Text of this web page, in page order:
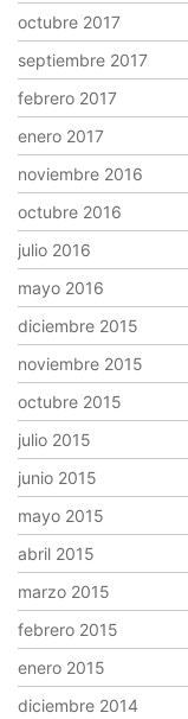
octubre 2017
septiembre 2017
febrero 2017
enero 2017
noviembre 2016
octubre 2016
julio 2016
mayo 2016
diciembre 2015
noviembre 2015
octubre 2015
julio 2015
junio 2015
mayo 2015
abril 2015
marzo 2015
febrero 2015
enero 2015
diciembre 2014